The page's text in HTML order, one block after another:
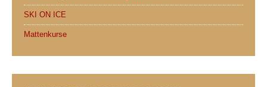
SKI ON ICE
Mattenkurse